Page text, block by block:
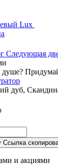
Lux
Следующая
дуб,
Ссылка
и акциями